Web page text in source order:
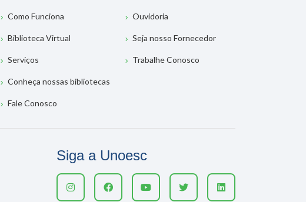
Como Funciona
Biblioteca Virtual
Serviços
Conheça nossas bibliotecas
Fale Conosco
Ouvidoria
Seja nosso Fornecedor
Trabalhe Conosco
Siga a Unoesc